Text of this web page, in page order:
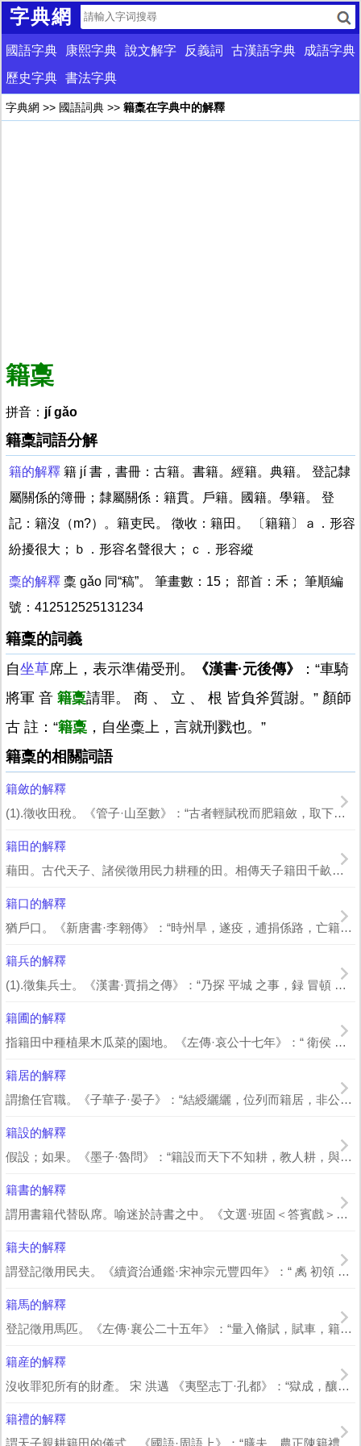
字典網
國語字典 康熙字典 說文解字 反義詞 古漢語字典
成語字典
歷史字典 書法字典
字典網 >> 國語詞典 >> 籍稾在字典中的解釋
籍稾
拼音： jí gǎo
籍稾詞語分解
籍的解釋 籍 jí 書，書冊：古籍。書籍。經籍。典籍。 登記隸
屬關係的簿冊；隸屬關係：籍貫。戶籍。國籍。學籍。 登
記：籍沒（m?）。籍吏民。 徵收：籍田。 〔籍籍〕ａ．形容
紛擾很大；ｂ．形容名聲很大；ｃ．形容縱
稾的解釋 稾 gǎo 同“稿”。 筆畫數：15； 部首：禾； 筆順編
號：412512525131234
籍稾的詞義
自坐草席上，表示準備受刑。 《漢書·元後傳》
：“車騎
將軍 音 籍稾請罪。 商 、 立 、 根 皆負斧質謝。” 顏師
古 註：“籍稾 ，自坐稾上，言就刑戮也。”
籍稾的相關詞語
籍斂的解釋
(1).徵收田稅。《管子·山至數》：“古者輕賦稅而肥籍斂，取下無順於此者矣。”...
籍田的解釋
藉田。古代天子、諸侯徵用民力耕種的田。相傳天子籍田千畝，諸侯百畝。每逢春耕前，由...
籍口的解釋
猶戶口。《新唐書·李翱傳》：“時州旱，遂疫，逋捐係路，亡籍口四萬。”
籍兵的解釋
(1).徵集兵士。《漢書·賈捐之傳》：“乃探 平城 之事，録 冒頓 以來數為邊...
籍圃的解釋
指籍田中種植果木瓜菜的園地。《左傳·哀公十七年》：“ 衛侯 為虎幄於籍圃。” ...
籍居的解釋
謂擔任官職。《子華子·晏子》：“結綬纚纚，位列而籍居，非公臣也。”
籍設的解釋
假設；如果。《墨子·魯問》：“籍設而天下不知耕，教人耕，與不教人耕而獨耕者，其...
籍書的解釋
謂用書籍代替臥席。喻迷於詩書之中。《文選·班固＜答賓戲＞》：“徒樂枕經籍書，紆...
籍夫的解釋
謂登記徵用民夫。《續資治通鑑·宋神宗元豐四年》：“ 禼 初領 河東 漕，時 潞...
籍馬的解釋
登記徵用馬匹。《左傳·襄公二十五年》：“量入脩賦，賦車，籍馬。” 杜預 註：“...
籍産的解釋
沒收罪犯所有的財產。 宋 洪邁 《夷堅志丁·孔都》：“獄成，釀者坐徒刑，且籍...
籍禮的解釋